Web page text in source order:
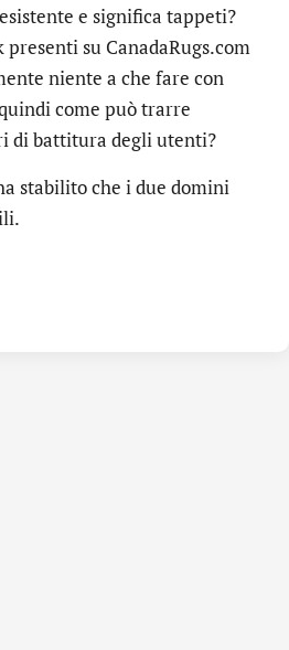
e significa tappeti?
su CanadaRugs.com
niente a che fare con
come può trarre
di battitura degli utenti?
stabilito che i due domini